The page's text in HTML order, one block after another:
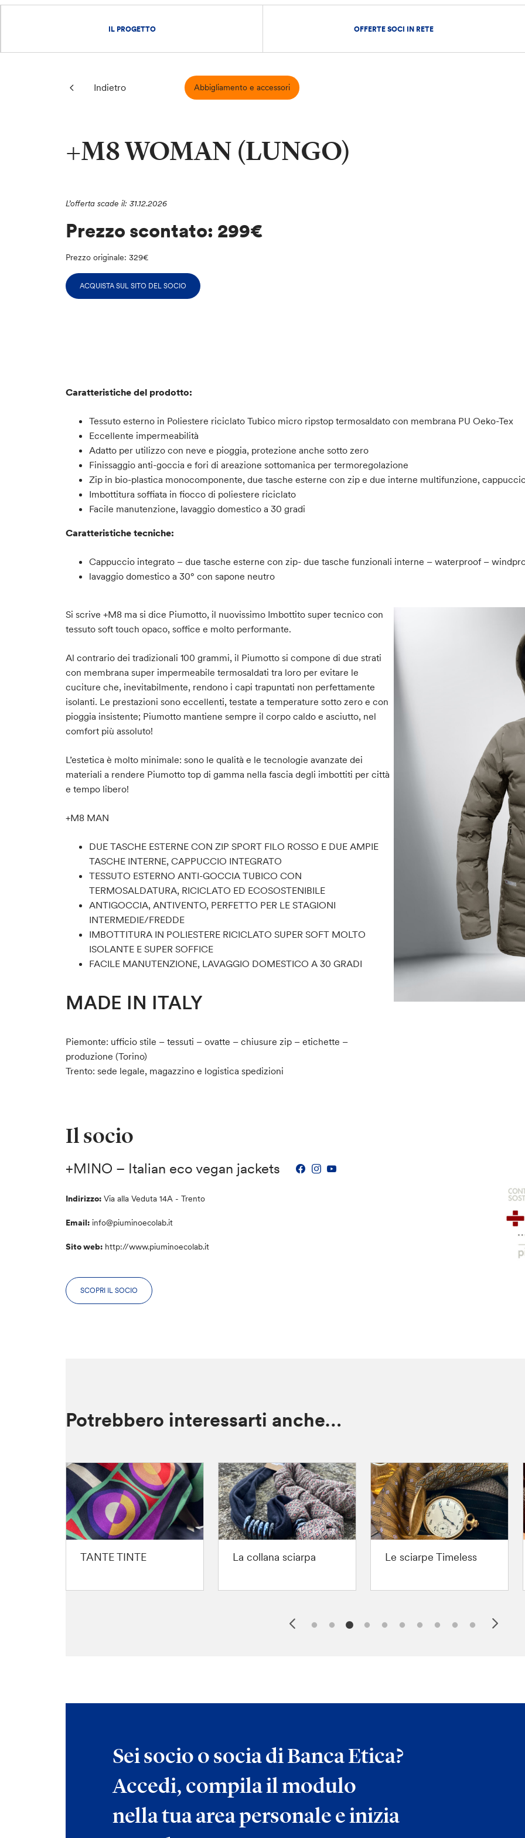
IL PROGETTO OFFERTE SOCI IN RETE
Indietro Abbigliamento e accessori
+M8 WOMAN (LUNGO)
L’offerta scade il: 31.12.2026
Prezzo scontato: 299€
Prezzo originale: 329€
ACQUISTA SUL SITO DEL SOCIO
Caratteristiche del prodotto:
Tessuto esterno in Poliestere riciclato Tubico micro ripstop termosaldato con membrana PU Oeko-Tex
Eccellente impermeabilità
Adatto per utilizzo con neve e pioggia, protezione anche sotto zero
Finissaggio anti-goccia e fori di areazione sottomanica per termoregolazione
Zip in bio-plastica monocomponente, due tasche esterne con zip e due interne multifunzione,
Imbottitura soffiata in fiocco di poliestere riciclato
Facile manutenzione, lavaggio domestico a 30 gradi
Caratteristiche tecniche:
Cappuccio integrato – due tasche esterne con zip- due tasche funzionali interne – waterproof –
lavaggio domestico a 30° con sapone neutro
Si scrive +M8 ma si dice Piumotto, il nuovissimo Imbottito super tecnico con
tessuto soft touch opaco, soffice e molto performante.
Al contrario dei tradizionali 100 grammi, il Piumotto si compone di due strati
con membrana super impermeabile termosaldati tra loro per evitare le
cuciture che, inevitabilmente, rendono i capi trapuntati non perfettamente
isolanti. Le prestazioni sono eccellenti, testate a temperature sotto zero e con
pioggia insistente; Piumotto mantiene sempre il corpo caldo e asciutto, nel
comfort più assoluto!
L’estetica è molto minimale: sono le qualità e le tecnologie avanzate dei
materiali a rendere Piumotto top di gamma nella fascia degli imbottiti per città
e tempo libero!
+M8 MAN
DUE TASCHE ESTERNE CON ZIP SPORT FILO ROSSO E DUE AMPIE
TASCHE INTERNE, CAPPUCCIO INTEGRATO
TESSUTO ESTERNO ANTI-GOCCIA TUBICO CON
TERMOSALDATURA, RICICLATO ED ECOSOSTENIBILE
ANTIGOCCIA, ANTIVENTO, PERFETTO PER LE STAGIONI
INTERMEDIE/FREDDE
IMBOTTITURA IN POLIESTERE RICICLATO SUPER SOFT MOLTO
ISOLANTE E SUPER SOFFICE
FACILE MANUTENZIONE, LAVAGGIO DOMESTICO A 30 GRADI
MADE IN ITALY
Piemonte: ufficio stile – tessuti – ovatte – chiusure zip – etichette –
produzione (Torino)
Trento: sede legale, magazzino e logistica spedizioni
Il socio
+MINO – Italian eco vegan jackets
Indirizzo: Via alla Veduta 14A - Trento
Email: info@piuminoecolab.it
Sito web: http://www.piuminoecolab.it
SCOPRI IL SOCIO
Potrebbero interessarti anche…
TANTE TINTE La collana sciarpa Le sciarpe Timeless
Sei socio o socia di Banca Etica?
Accedi, compila il modulo
nella tua area personale e inizia